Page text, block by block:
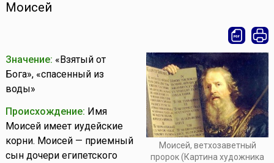
Моисей
Моисей, ветхозаветный
пророк (Картина художника
Значение: «Взятый от
Бога», «спасенный из
воды»
Происхождение: Имя
Моисей имеет иудейские
корни. Моисей — приемный
сын дочери египетского